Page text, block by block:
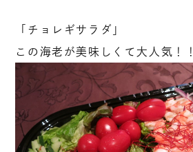
「チョレギサラダ」
この海老が美味しくて大人気！！